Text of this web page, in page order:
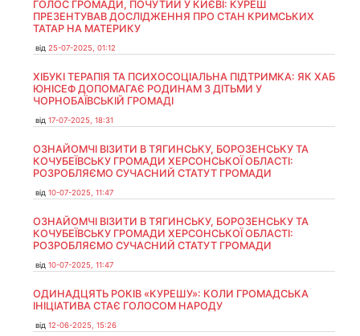
ГОЛОС ГРОМАДИ, ПОЧУТИЙ У КИЄВІ: КУРЕШ
ПРЕЗЕНТУВАВ ДОСЛІДЖЕННЯ ПРО СТАН КРИМСЬКИХ
ТАТАР НА МАТЕРИКУ
від 25-07-2025, 01:12
ХІБУКІ ТЕРАПІЯ ТА ПСИХОСОЦІАЛЬНА ПІДТРИМКА: ЯК ХАБ
ЮНІСЕФ ДОПОМАГАЄ РОДИНАМ З ДІТЬМИ У
ЧОРНОБАЇВСЬКІЙ ГРОМАДІ
від 17-07-2025, 18:31
ОЗНАЙОМЧІ ВІЗИТИ В ТЯГИНСЬКУ, БОРОЗЕНСЬКУ ТА
КОЧУБЕЇВСЬКУ ГРОМАДИ ХЕРСОНСЬКОЇ ОБЛАСТІ:
РОЗРОБЛЯЄМО СУЧАСНИЙ СТАТУТ ГРОМАДИ
від 10-07-2025, 11:47
ОЗНАЙОМЧІ ВІЗИТИ В ТЯГИНСЬКУ, БОРОЗЕНСЬКУ ТА
КОЧУБЕЇВСЬКУ ГРОМАДИ ХЕРСОНСЬКОЇ ОБЛАСТІ:
РОЗРОБЛЯЄМО СУЧАСНИЙ СТАТУТ ГРОМАДИ
від 10-07-2025, 11:47
ОДИНАДЦЯТЬ РОКІВ «КУРЕШУ»: КОЛИ ГРОМАДСЬКА
ІНІЦІАТИВА СТАЄ ГОЛОСОМ НАРОДУ
від 12-06-2025, 15:26